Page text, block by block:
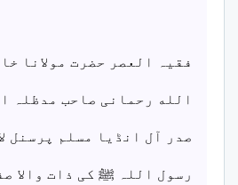
فقیہ العصر حضرت مولانا
الله رحمانی صاحب مدظلہ
صدر آل انڈیا مسلم پرسنل
رسول اللہ ﷺ کی ذات والا